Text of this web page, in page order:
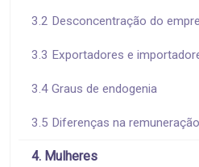
3.2 Desconcentração do
3.3 Exportadores e
3.4 Graus de endogenia
3.5 Diferenças na remuneração
4. Mulheres